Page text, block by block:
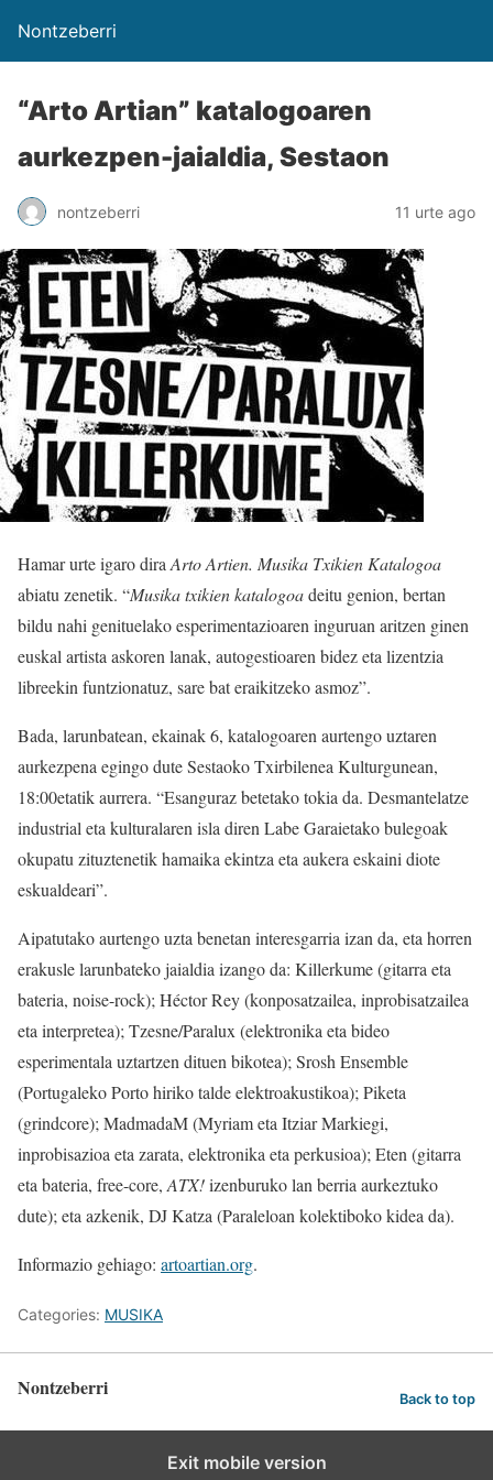
Nontzeberri
“Arto Artian” katalogoaren
aurkezpen-jaialdia, Sestaon
nontzeberri 11 urte ago
Hamar urte igaro dira Arto Artien. Musika Txikien Katalogoa
abiatu zenetik. “Musika txikien katalogoadeitu genion, bertan
bildu nahi genituelako esperimentazioaren inguruan aritzen ginen
euskal artista askoren lanak, autogestioaren bidez eta lizentzia
libreekin funtzionatuz, sare bat eraikitzeko asmoz”.
Bada, larunbatean, ekainak 6, katalogoaren aurtengo uztaren
aurkezpena egingo dute Sestaoko Txirbilenea Kulturgunean,
18:00etatik aurrera. “Esanguraz betetako tokia da. Desmantelatze
industrial eta kulturalaren isla diren Labe Garaietako bulegoak
okupatu zituztenetik hamaika ekintza eta aukera eskaini diote
eskualdeari”.
Aipatutako aurtengo uzta benetan interesgarria izan da, eta horren
erakusle larunbateko jaialdia izango da: Killerkume (gitarra eta
bateria, noise-rock); Héctor Rey (konposatzailea, inprobisatzailea
eta interpretea); Tzesne/Paralux (elektronika eta bideo
esperimentala uztartzen dituen bikotea); Srosh Ensemble
(Portugaleko Porto hiriko talde elektroakustikoa); Piketa
(grindcore); MadmadaM (Myriam eta Itziar Markiegi,
inprobisazioa eta zarata, elektronika eta perkusioa); Eten (gitarra
eta bateria, free-core, ATX!izenburuko lan berria aurkeztuko
dute); eta azkenik, DJ Katza (Paraleloan kolektiboko kidea da).
Informazio gehiago: artoartian.org.
Categories: MUSIKA
Nontzeberri Back to top
Exit mobile version